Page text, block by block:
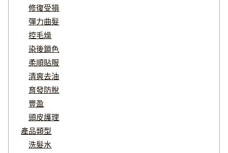
修復受損
彈力曲髮
控毛燥
染後鎖色
柔順貼服
清爽去油
育發防脫
豐盈
頭皮護理
產品類型
洗髮水